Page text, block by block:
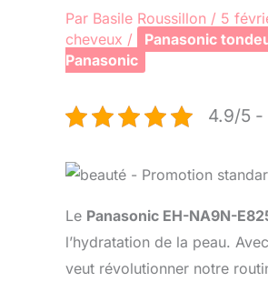
Par Basile Roussillon / 5
cheveux / Panasonic
Panasonic
4.9/5 -
Le Panasonic EH-NA9N-
l’hydratation de la peau.
veut révolutionner notre